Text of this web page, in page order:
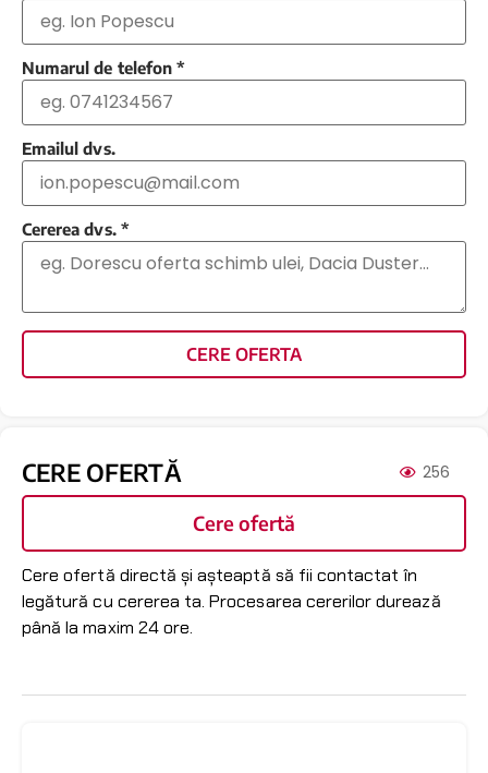
Numarul de telefon *
Emailul dvs.
Cererea dvs. *
CERE OFERTA
CERE OFERTĂ 256
Cere ofertă
Cere ofertă directă și așteaptă să fii contactat în
legătură cu cererea ta. Procesarea cererilor durează
până la maxim 24 ore.